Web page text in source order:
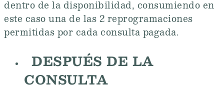
dentro de la disponibilidad, consumiendo en
este caso una de las 2 reprogramaciones
permitidas por cada consulta pagada.
DESPUÉS DE LA
CONSULTA